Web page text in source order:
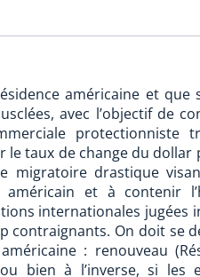
américaine et que
avec l’objectif de
protectionniste
taux de change du dollar
migratoire drastique
et à contenir
internationales jugées
contraignants. On doit se
: renouveau
bien à l’inverse, si les